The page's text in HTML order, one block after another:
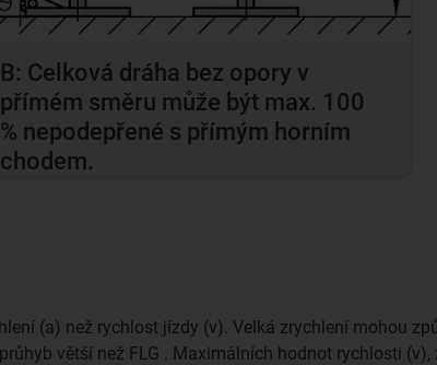
B: Celková dráha bez opory v
přímém směru může být max. 100
% nepodepřené s přímým horním
chodem.
(a) než rychlost jízdy (v). Velká zrychlení mohou
větší než FLG . Maximálních hodnot rychlosti